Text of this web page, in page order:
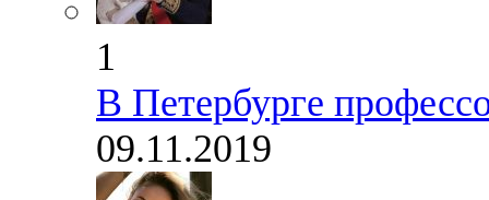
1
В Петербурге
09.11.2019